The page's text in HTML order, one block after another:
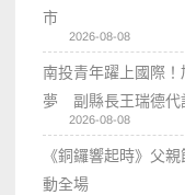
市
2026-08-08
南投青年躍上國際
夢 副縣長王瑞德代
2026-08-08
《銅鑼響起時》父
動全場